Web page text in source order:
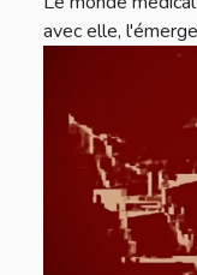
avec elle,